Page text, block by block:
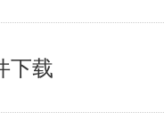
下载